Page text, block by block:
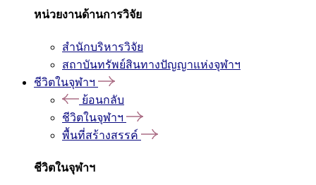
หน่วยงานด้านการวิจัย
สำนักบริหารวิจัย
สถาบันทรัพย์สินทางปัญญาแห่งจุฬาฯ
ชีวิตในจุฬาฯ
ย้อนกลับ
ชีวิตในจุฬาฯ
พื้นที่สร้างสรรค์
ชีวิตในจุฬาฯ